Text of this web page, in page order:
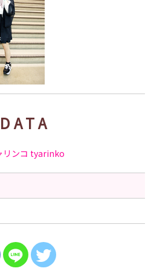
リンコ tyarinko